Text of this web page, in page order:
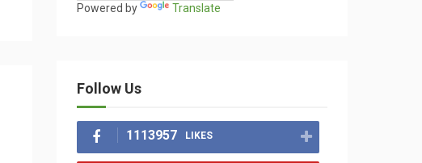
Powered by Translate
Follow Us
1113957 LIKES